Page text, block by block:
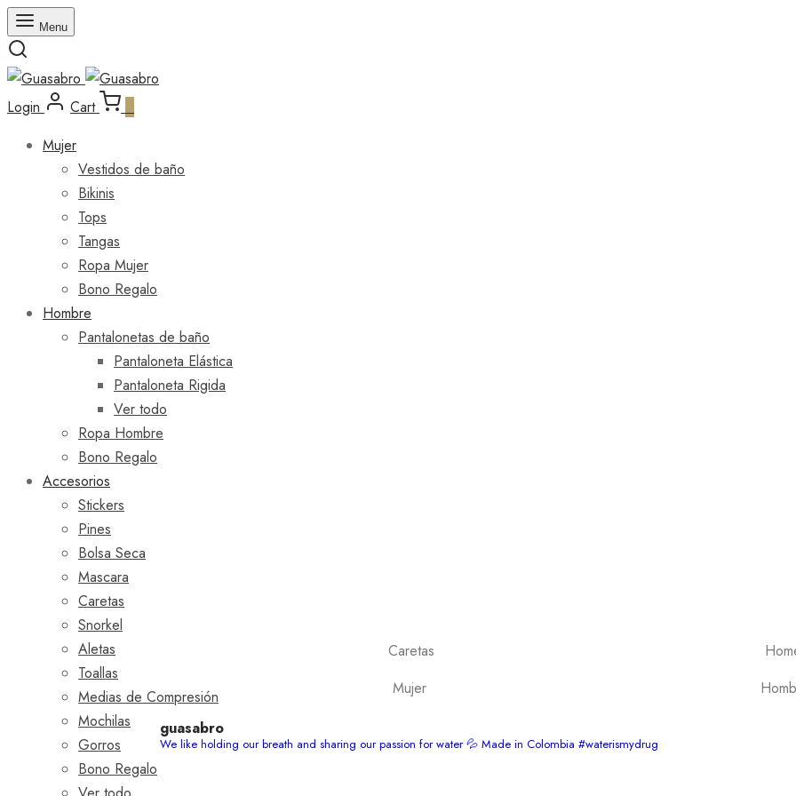
Menu
Login Cart
Mujer
Vestidos de baño
Bikinis
Tops
Tangas
Ropa Mujer
Bono Regalo
Hombre
Pantalonetas de baño
Pantaloneta Elástica
Pantaloneta Rigida
Ver todo
Ropa Hombre
Bono Regalo
Accesorios
Stickers
Pines
Bolsa Seca
Mascara
Caretas
Snorkel
Aletas
Toallas
Medias de Compresión
Mochilas
Gorros
Bono Regalo
Caretas
Mujer
guasabro
We like holding our breath and sharing our passion for water 💦 Made in Colombia #waterismydrug